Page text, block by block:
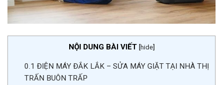
NỘI DUNG BÀI VIẾT [hide]
0.1 ĐIỆN MÁY ĐẮK LẮK – SỬA MÁY GIẶT TẠI NHÀ THỊ
TRẤN BUÔN TRẤP